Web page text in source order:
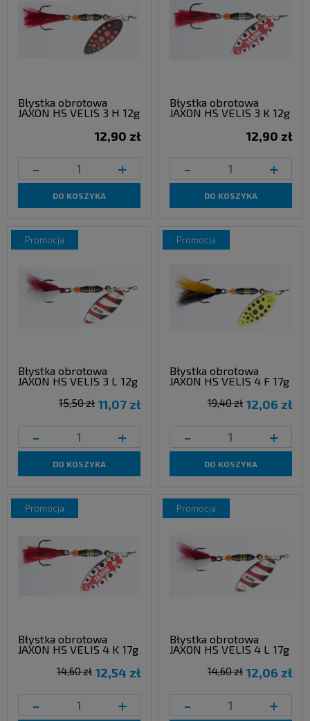
Błystka obrotowa
JAXON HS VELIS 3 H 12g
12,90 zł
- +
DO KOSZYKA
Błystka obrotowa
JAXON HS VELIS 3 K 12g
12,90 zł
- +
DO KOSZYKA
Błystka obrotowa
JAXON HS VELIS 3 L 12g
11,07 zł
15,50 zł
- +
DO KOSZYKA
promocja
Błystka obrotowa
JAXON HS VELIS 4 F 17g
12,06 zł
19,40 zł
- +
DO KOSZYKA
promocja
Błystka obrotowa
JAXON HS VELIS 4 K 17g
12,54 zł
14,60 zł
- +
promocja
Błystka obrotowa
JAXON HS VELIS 4 L 17g
12,06 zł
14,60 zł
- +
promocja